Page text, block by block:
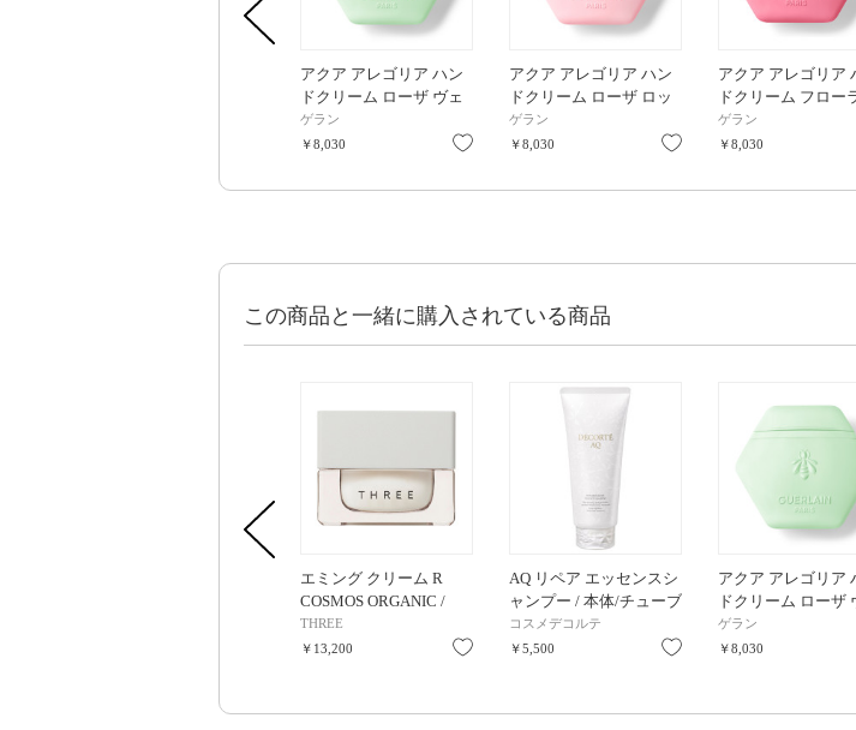
アクア アレゴリア ハン
ドクリーム ローザ ヴェ
ルデ / 50mL
ゲラン
￥8,030
お気に入り
アクア アレゴリア ハン
ドクリーム ローザ ロッ
サ / 50mL
ゲラン
￥8,030
お気に入り
アクア アレゴリア
ドクリーム フロー
ルーム / 50mL
ゲラン
￥8,030
この商品と一緒に購入されている商品
エミング クリーム R
COSMOS ORGANIC /
25g
THREE
￥13,200
お気に入り
AQ リペア エッセンスシ
ャンプー / 本体/チューブ
タイプ / 250g
コスメデコルテ
￥5,500
お気に入り
アクア アレゴリア
ドクリーム ローザ
ルデ / 50mL
ゲラン
￥8,030